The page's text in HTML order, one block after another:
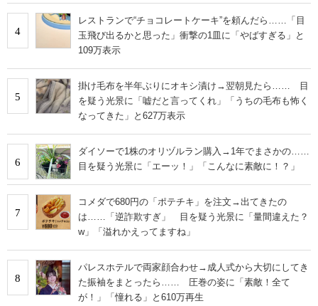
4
レストランで“チョコレートケーキ”を頼んだら……「目
玉飛び出るかと思った」衝撃の1皿に「やばすぎる」と
109万表示
5
掛け毛布を半年ぶりにオキシ漬け→翌朝見たら…… 目
を疑う光景に「嘘だと言ってくれ」「うちの毛布も怖く
なってきた」と627万表示
6
ダイソーで1株のオリヅルラン購入→1年でまさかの……
目を疑う光景に「エーッ！」「こんなに素敵に！？」
7
コメダで680円の「ポテチキ」を注文→出てきたの
は……「逆詐欺すぎ」 目を疑う光景に「量間違えた？
w」「溢れかえってますね」
8
パレスホテルで両家顔合わせ→成人式から大切にしてき
た振袖をまとったら…… 圧巻の姿に「素敵！全て
が！」「憧れる」と610万再生